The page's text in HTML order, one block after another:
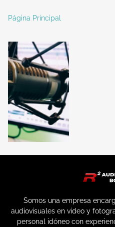
Página Principal
Somos una empresa
audiovisuales en video y
personal idóneo con